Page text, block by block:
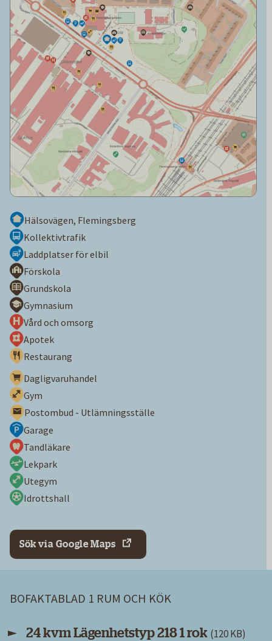
Hälsovägen, Flemingsberg
Kollektivtrafik
Laddplatser för elbil
Förskola
Grundskola
Gymnasium
Vård och omsorg
Apotek
Restaurang
Dagligvaruhandel
Gym
Postombud - Utlämningsställe
Garage
Tandläkare
Lekpark
Utegym
Idrottshall
Sök via Google Maps
BOFAKTABLAD 1 RUM OCH KÖK
24 kvm Lägenhetstyp 218 1 rok (120 KB)